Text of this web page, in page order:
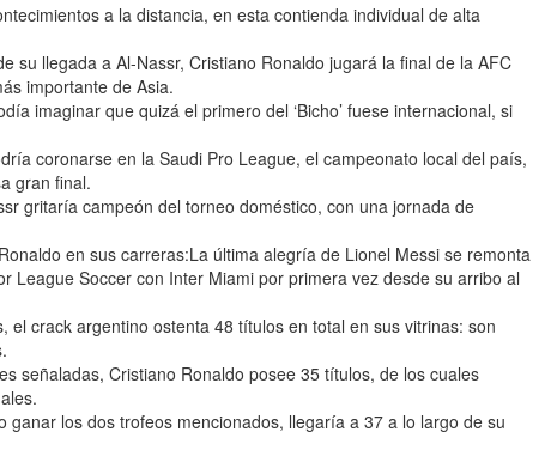
a la distancia, en esta contienda individual de alta
su llegada a Al-Nassr, Cristiano Ronaldo jugará la final de la AFC
importante de Asia.
imaginar que quizá el primero del ‘Bicho’ fuese internacional, si
coronarse en la Saudi Pro League, el campeonato local del país,
gran final.
gritaría campeón del torneo doméstico, con una jornada de
en sus carreras:La última alegría de Lionel Messi se remonta
League Soccer con Inter Miami por primera vez desde su arribo al
el crack argentino ostenta 48 títulos en total en sus vitrinas: son
señaladas, Cristiano Ronaldo posee 35 títulos, de los cuales
los dos trofeos mencionados, llegaría a 37 a lo largo de su